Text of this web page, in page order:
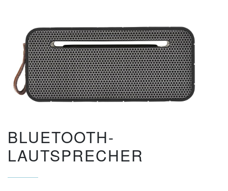
BLUETOOTH-
LAUTSPRECHER